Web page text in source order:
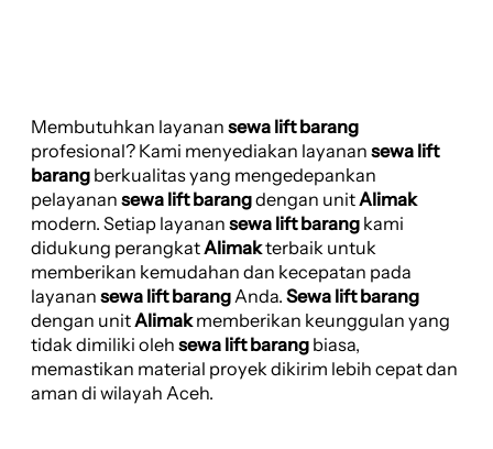
Membutuhkan layanan sewa lift barang
profesional? Kami menyediakan layanan sewa lift
barang berkualitas yang mengedepankan
pelayanan sewa lift barangdengan unit Alimak
modern. Setiap layanan sewa lift barang kami
didukung perangkat Alimakterbaik untuk
memberikan kemudahan dan kecepatan pada
layanan sewa lift barang Anda. Sewa lift barang
dengan unit Alimakmemberikan keunggulan yang
tidak dimiliki oleh sewa lift barang biasa,
memastikan material proyek dikirim lebih cepat dan
aman di wilayah Aceh.